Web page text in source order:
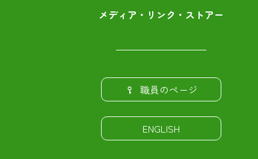
メディア・リンク・ストアー
職員のページ
ENGLISH